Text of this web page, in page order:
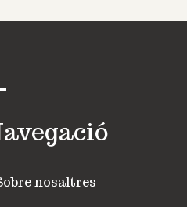
nosaltres